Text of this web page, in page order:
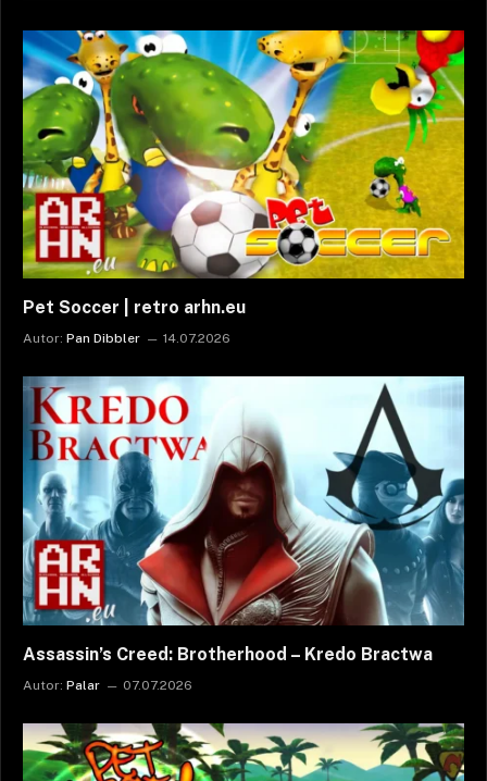
Pet Soccer | retro arhn.eu
Autor: Pan Dibbler 14.07.2026
Assassin’s Creed: Brotherhood – Kredo Bractwa
Autor: Palar 07.07.2026